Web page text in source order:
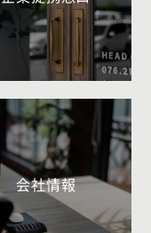
会社情報